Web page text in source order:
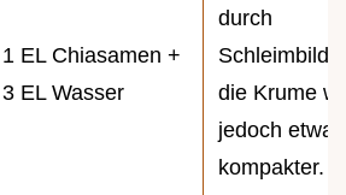
1 EL Chiasamen +
3 EL Wasser
durch
die Krume
jedoch etwas
kompakter.